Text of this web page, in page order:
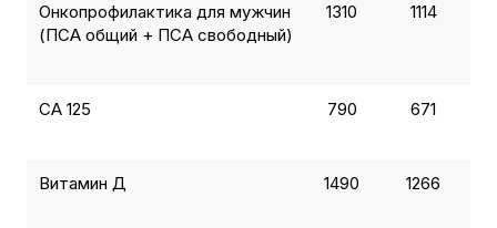
Онкопрофилактика для мужчин
(ПСА общий + ПСА свободный)
1310 1114
СА 125 790 671
Витамин Д 1490 1266